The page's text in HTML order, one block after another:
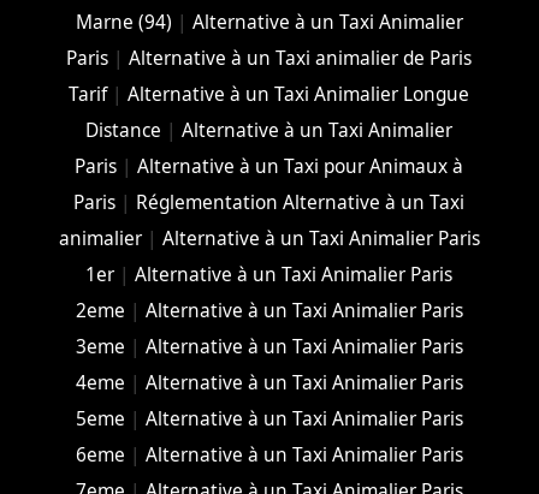
Marne (94) | Alternative à un Taxi Animalier
Paris |Alternative à un Taxi animalier de Paris
Tarif|Alternative à un Taxi Animalier Longue
Distance |Alternative à un Taxi Animalier
Paris |Alternative à un Taxi pour Animaux à
Paris | Réglementation Alternative à un Taxi
animalier| Alternative à un Taxi Animalier Paris
1er |Alternative à un Taxi Animalier Paris
2eme | Alternative à un Taxi Animalier Paris
3eme | Alternative à un Taxi Animalier Paris
4eme | Alternative à un Taxi Animalier Paris
5eme | Alternative à un Taxi Animalier Paris
6eme | Alternative à un Taxi Animalier Paris